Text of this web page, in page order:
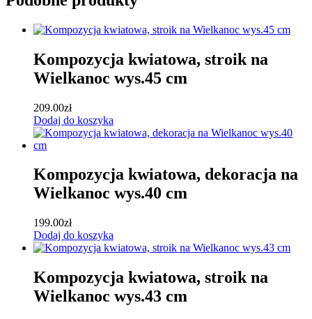
Kompozycja kwiatowa, stroik na
Wielkanoc wys.45 cm
209.00zł
Dodaj do koszyka
Kompozycja kwiatowa, dekoracja na
Wielkanoc wys.40 cm
199.00zł
Dodaj do koszyka
Kompozycja kwiatowa, stroik na
Wielkanoc wys.43 cm